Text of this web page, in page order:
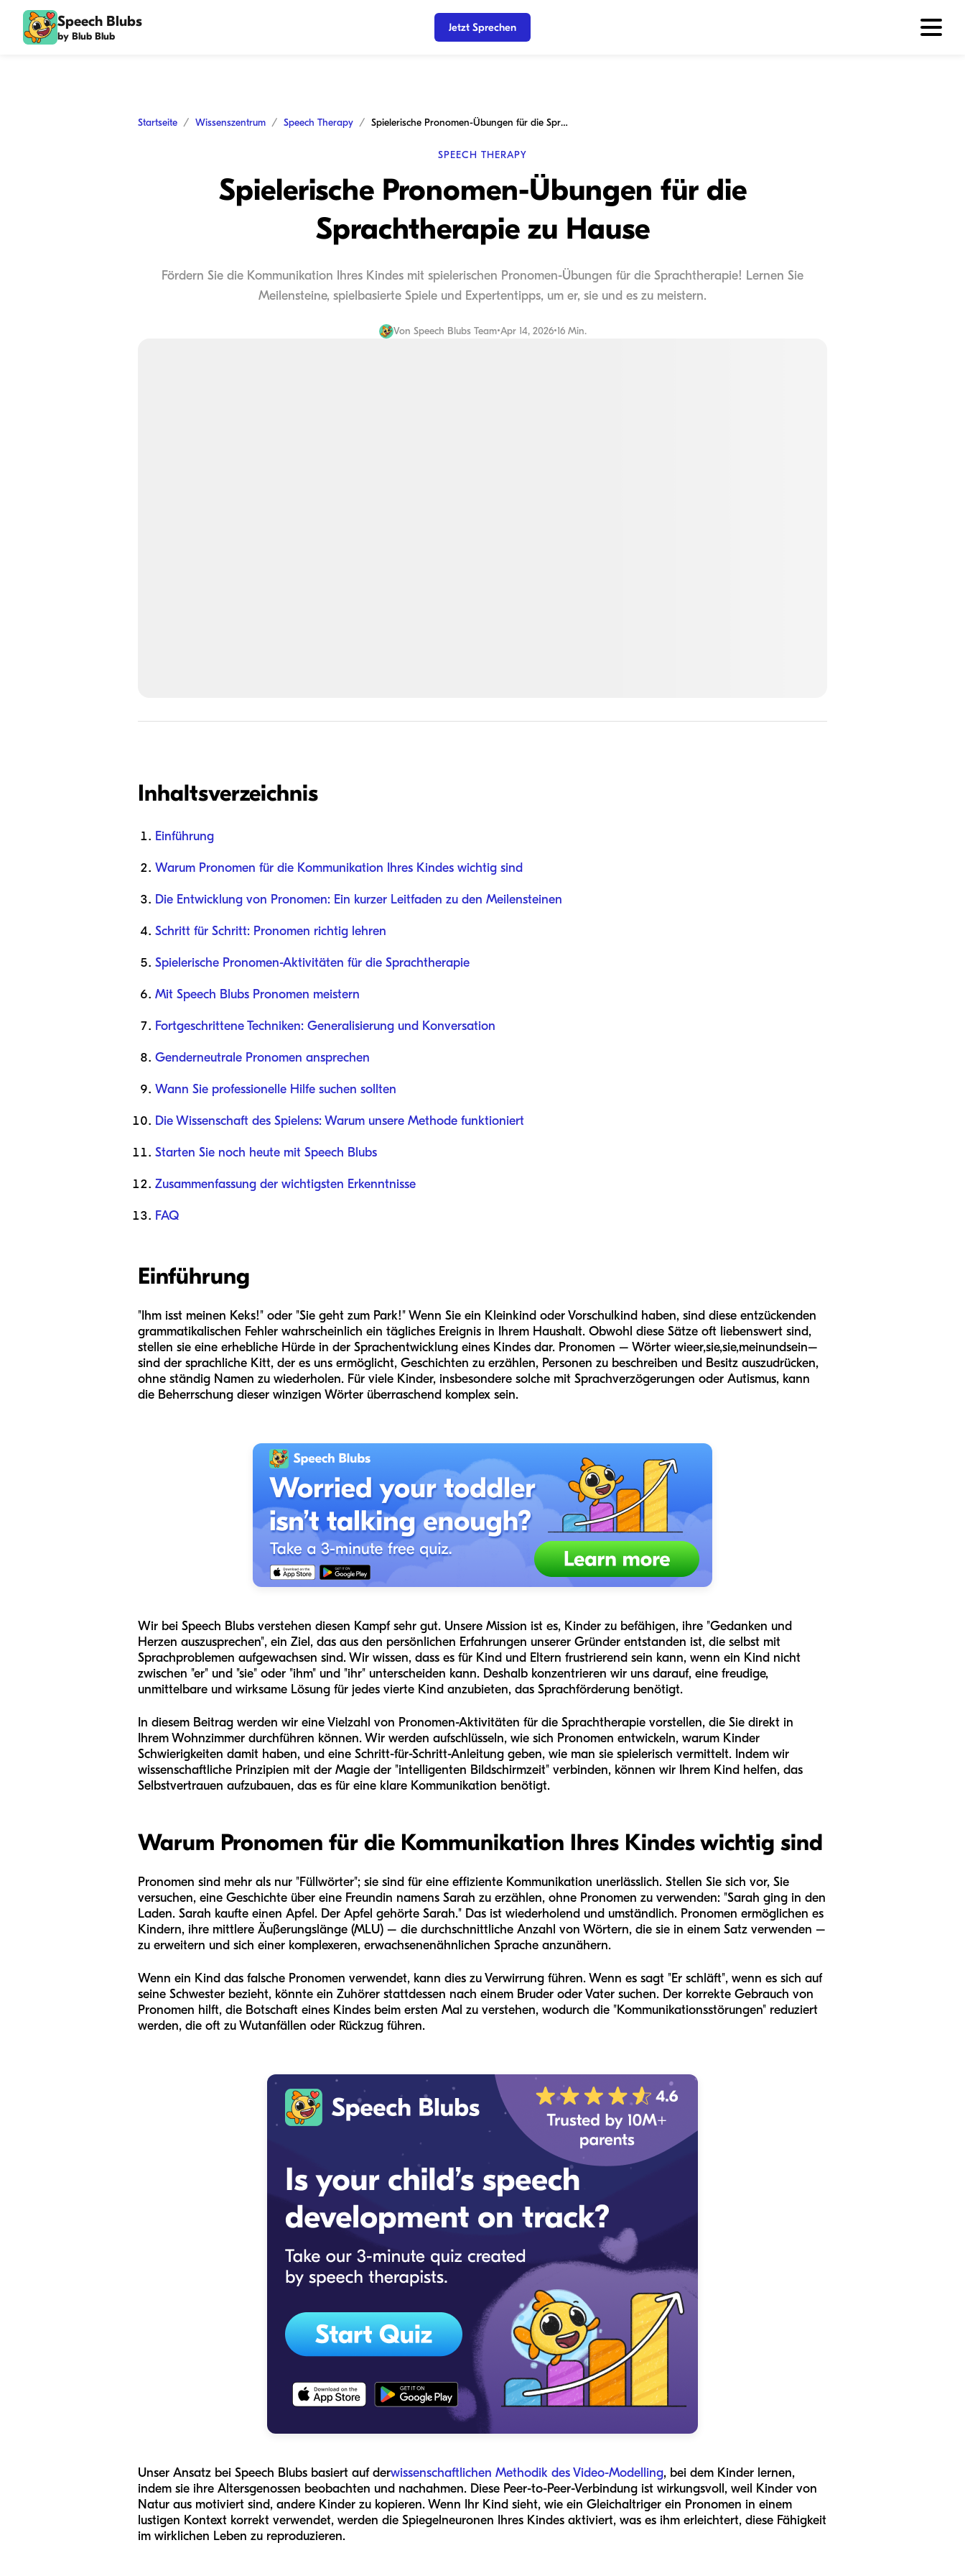
Speech Blubs
by Blub Blub
Jetzt Sprechen
Startseite Wissenszentrum Speech Therapy Spielerische Pronomen-Übungen für die Sprachtherapie zu Hause
SPEECH THERAPY
Spielerische Pronomen-Übungen für die
Sprachtherapie zu Hause
Fördern Sie die Kommunikation Ihres Kindes mit spielerischen Pronomen-Übungen für die Sprachtherapie! Lernen Sie
Meilensteine, spielbasierte Spiele und Expertentipps, um er, sie und es zu meistern.
Von Speech Blubs Team•Apr 14, 2026•16 Min.
Inhaltsverzeichnis
Einführung
Warum Pronomen für die Kommunikation Ihres Kindes wichtig sind
Die Entwicklung von Pronomen: Ein kurzer Leitfaden zu den Meilensteinen
Schritt für Schritt: Pronomen richtig lehren
Spielerische Pronomen-Aktivitäten für die Sprachtherapie
Mit Speech Blubs Pronomen meistern
Fortgeschrittene Techniken: Generalisierung und Konversation
Genderneutrale Pronomen ansprechen
Wann Sie professionelle Hilfe suchen sollten
Die Wissenschaft des Spielens: Warum unsere Methode funktioniert
Starten Sie noch heute mit Speech Blubs
Zusammenfassung der wichtigsten Erkenntnisse
FAQ
Einführung
"Ihm isst meinen Keks!" oder "Sie geht zum Park!" Wenn Sie ein Kleinkind oder Vorschulkind haben, sind diese entzückenden
grammatikalischen Fehler wahrscheinlich ein tägliches Ereignis in Ihrem Haushalt. Obwohl diese Sätze oft liebenswert sind,
stellen sie eine erhebliche Hürde in der Sprachentwicklung eines Kindes dar. Pronomen – Wörter wieer,sie,sie,meinundsein–
sind der sprachliche Kitt, der es uns ermöglicht, Geschichten zu erzählen, Personen zu beschreiben und Besitz auszudrücken,
ohne ständig Namen zu wiederholen. Für viele Kinder, insbesondere solche mit Sprachverzögerungen oder Autismus, kann
die Beherrschung dieser winzigen Wörter überraschend komplex sein.
Wir bei Speech Blubs verstehen diesen Kampf sehr gut. Unsere Mission ist es, Kinder zu befähigen, ihre "Gedanken und
Herzen auszusprechen", ein Ziel, das aus den persönlichen Erfahrungen unserer Gründer entstanden ist, die selbst mit
Sprachproblemen aufgewachsen sind. Wir wissen, dass es für Kind und Eltern frustrierend sein kann, wenn ein Kind nicht
zwischen "er" und "sie" oder "ihm" und "ihr" unterscheiden kann. Deshalb konzentrieren wir uns darauf, eine freudige,
unmittelbare und wirksame Lösung für jedes vierte Kind anzubieten, das Sprachförderung benötigt.
In diesem Beitrag werden wir eine Vielzahl von Pronomen-Aktivitäten für die Sprachtherapie vorstellen, die Sie direkt in
Ihrem Wohnzimmer durchführen können. Wir werden aufschlüsseln, wie sich Pronomen entwickeln, warum Kinder
Schwierigkeiten damit haben, und eine Schritt-für-Schritt-Anleitung geben, wie man sie spielerisch vermittelt. Indem wir
wissenschaftliche Prinzipien mit der Magie der "intelligenten Bildschirmzeit" verbinden, können wir Ihrem Kind helfen, das
Selbstvertrauen aufzubauen, das es für eine klare Kommunikation benötigt.
Warum Pronomen für die Kommunikation Ihres Kindes wichtig sind
Pronomen sind mehr als nur "Füllwörter"; sie sind für eine effiziente Kommunikation unerlässlich. Stellen Sie sich vor, Sie
versuchen, eine Geschichte über eine Freundin namens Sarah zu erzählen, ohne Pronomen zu verwenden: "Sarah ging in den
Laden. Sarah kaufte einen Apfel. Der Apfel gehörte Sarah." Das ist wiederholend und umständlich. Pronomen ermöglichen es
Kindern, ihre mittlere Äußerungslänge (MLU) – die durchschnittliche Anzahl von Wörtern, die sie in einem Satz verwenden –
zu erweitern und sich einer komplexeren, erwachsenenähnlichen Sprache anzunähern.
Wenn ein Kind das falsche Pronomen verwendet, kann dies zu Verwirrung führen. Wenn es sagt "Er schläft", wenn es sich auf
seine Schwester bezieht, könnte ein Zuhörer stattdessen nach einem Bruder oder Vater suchen. Der korrekte Gebrauch von
Pronomen hilft, die Botschaft eines Kindes beim ersten Mal zu verstehen, wodurch die "Kommunikationsstörungen" reduziert
werden, die oft zu Wutanfällen oder Rückzug führen.
Unser Ansatz bei Speech Blubs basiert auf derwissenschaftlichen Methodik des Video-Modelling, bei dem Kinder lernen,
indem sie ihre Altersgenossen beobachten und nachahmen. Diese Peer-to-Peer-Verbindung ist wirkungsvoll, weil Kinder von
Natur aus motiviert sind, andere Kinder zu kopieren. Wenn Ihr Kind sieht, wie ein Gleichaltriger ein Pronomen in einem
lustigen Kontext korrekt verwendet, werden die Spiegelneuronen Ihres Kindes aktiviert, was es ihm erleichtert, diese Fähigkeit
im wirklichen Leben zu reproduzieren.